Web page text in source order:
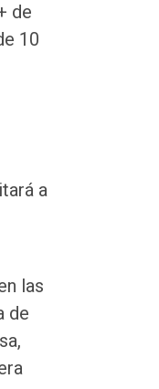
de
10
a
las
de